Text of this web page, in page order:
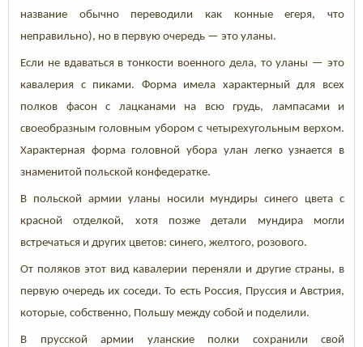
название обычно переводили как конные егеря, что
неправильно), но в первую очередь — это уланы.
Если не вдаваться в тонкости военного дела, то уланы — это
кавалерия с пиками. Форма имела характерный для всех
полков фасон с лацканами на всю грудь, лампасами и
своеобразным головным убором с четырехугольным верхом.
Характерная форма головной убора улан легко узнается в
знаменитой польской конфедератке.
В польской армии уланы носили мундиры синего цвета с
красной отделкой, хотя позже детали мундира могли
встречаться и других цветов: синего, желтого, розового.
От поляков этот вид кавалерии переняли и другие страны, в
первую очередь их соседи. То есть Россия, Пруссия и Австрия,
которые, собственно, Польшу между собой и поделили.
В прусской армии уланские полки сохранили свой